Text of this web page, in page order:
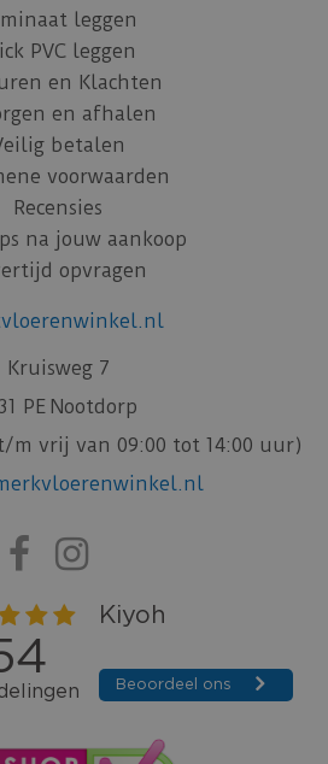
leggen
PVC leggen
en Klachten
en afhalen
betalen
voorwaarden
Recensies
na jouw aankoop
opvragen
Kruisweg 7
PE Nootdorp
m vrij van 09:00 tot 14:00 uur)